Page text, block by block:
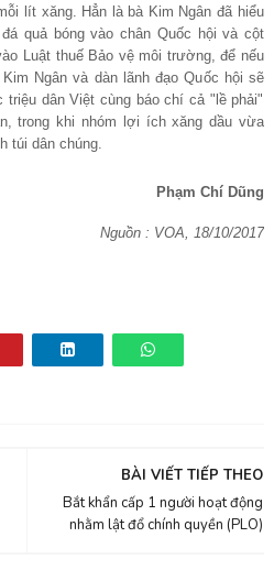
ỗi lít xăng. Hẳn là bà Kim Ngân đã hiểu
quảbóng vào chân Quốc hội và cột
Luật thuếBảo vệmôi trường, để nếu
Ngân và dàn lãnh đạo Quốc hội sẽ
triệu dân Việt cùng báo chí cả"l ềphải"
trong khi nhóm l ợi ích xăng dầu vừa
túi dân chúng.
Phạm Chí Dũng
Nguồn : VOA, 18/10/2017
BÀI VIẾT TIẾP THEO
Bắt khẩn cấp 1 người hoạt động
nhằm lật đổ chính quyền (PLO)